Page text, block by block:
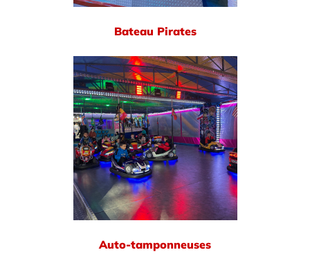
Bateau Pirates
Auto-tamponneuses